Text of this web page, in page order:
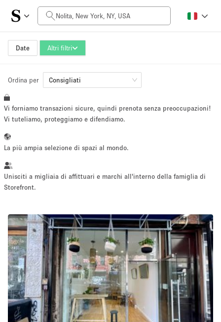
Date Altri filtri
Prezzo al giorno
$0
Dimensioni dello spazio
5000+ sq ft
~ 13 persone
artistico
Servizio
fotografico
Conferenza Meeting Ufficio
Acquista
Condividi
Tipo di spazio
Ordina per Consigliati
Vi forniamo transazioni sicure, quindi prenota senza preoccupazioni!
Vi tuteliamo, proteggiamo e difendiamo.
La più ampia selezione di spazi al mondo.
Unisciti a migliaia di affittuari e marchi all'interno della famiglia di
Storefront.